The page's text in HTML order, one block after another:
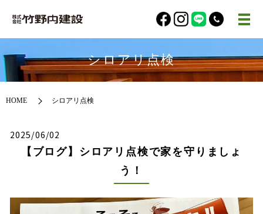
シロアリ点検
HOME シロアリ点検
2025/06/02
【ブログ】シロアリ点検で家を守りましょ
う！